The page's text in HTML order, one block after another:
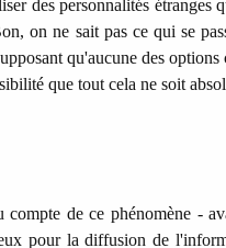
des personnalités étranges
on ne sait pas ce qui se
qu'aucune des options
que tout cela ne soit
de ce phénomène -
pour la diffusion de